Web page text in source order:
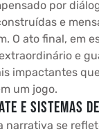
por
e
O ato final, em
e
impactantes
um jogo.
e sistemas
narrativa se